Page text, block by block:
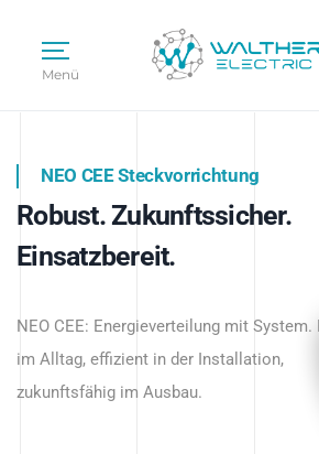
Menü
Intelligente
beginnt
NEO CEE Steckvorrichtung
Robust. Zukunftssicher.
Einsatzbereit.
NEO CEE: Energieverteilung mit System.
im Alltag, effizient in der Installation,
zukunftsfähig im Ausbau.
Intelligenz trifft Energie.
Anwendungen – robust, IP-geschützt und
zukunftsfähig.